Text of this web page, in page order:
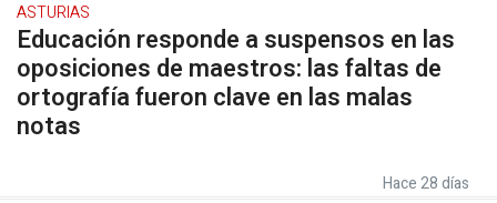
ASTURIAS
Educación responde a suspensos en las
oposiciones de maestros: las faltas de
ortografía fueron clave en las malas
notas
Hace 28 días